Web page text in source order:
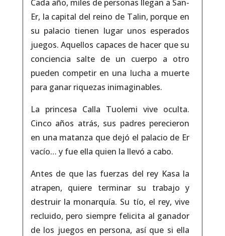
Cada año, miles de personas llegan a San-
Er, la capital del reino de Talin, porque en
su palacio tienen lugar unos esperados
juegos. Aquellos capaces de hacer que su
conciencia salte de un cuerpo a otro
pueden competir en una lucha a muerte
para ganar riquezas inimaginables.
La princesa Calla Tuolemi vive oculta.
Cinco años atrás, sus padres perecieron
en una matanza que dejó el palacio de Er
vacío… y fue ella quien la llevó a cabo.
Antes de que las fuerzas del rey Kasa la
atrapen, quiere terminar su trabajo y
destruir la monarquía. Su tío, el rey, vive
recluido, pero siempre felicita al ganador
de los juegos en persona, así que si ella